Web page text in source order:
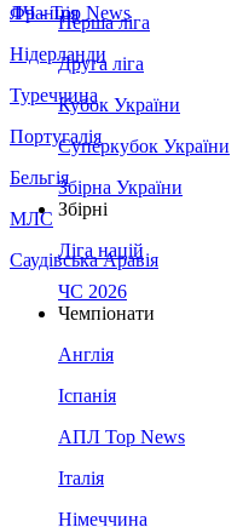
Франція
Нідерланди
Туреччина
Португалія
Бельгія
МЛС
Саудівська Аравія
ЛЧ - Top News
Перша ліга
Друга ліга
Кубок України
Суперкубок України
Збірна України
Збірні
Ліга націй
ЧС 2026
Чемпіонати
Англія
Іспанія
АПЛ Top News
Італія
Німеччина